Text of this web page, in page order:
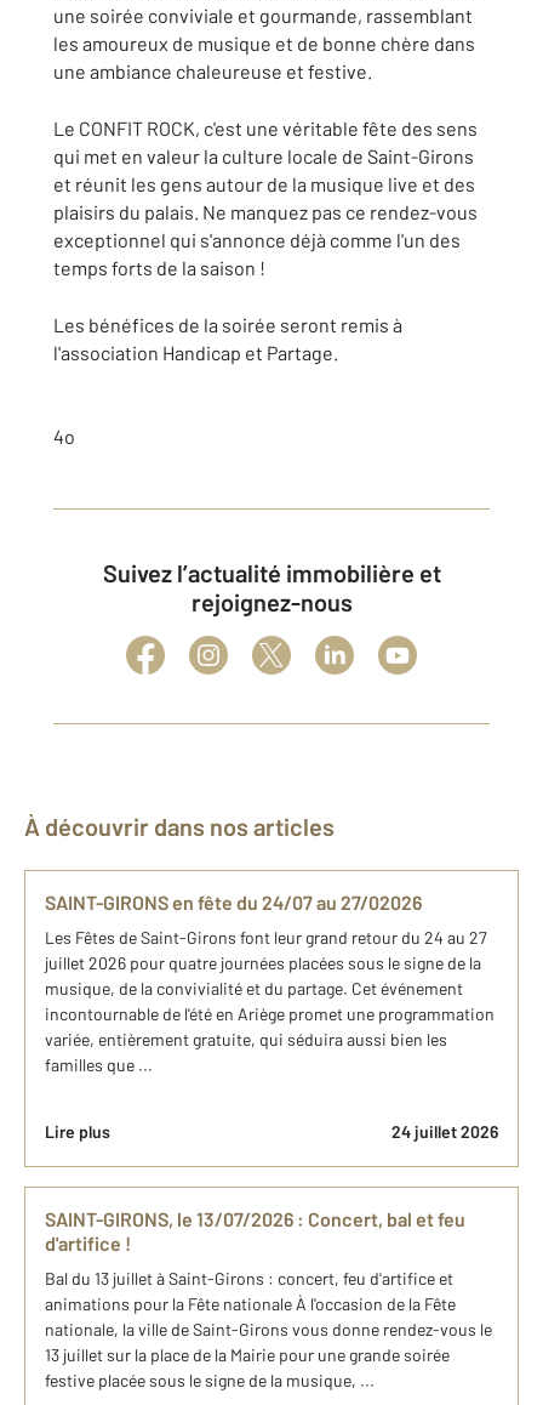
une soirée conviviale et gourmande, rassemblant
les amoureux de musique et de bonne chère dans
une ambiance chaleureuse et festive.
Le CONFIT ROCK, c'est une véritable fête des sens
qui met en valeur la culture locale de Saint-Girons
et réunit les gens autour de la musique live et des
plaisirs du palais. Ne manquez pas ce rendez-vous
exceptionnel qui s'annonce déjà comme l'un des
temps forts de la saison !
Les bénéfices de la soirée seront remis à
l'association Handicap et Partage.
4o
Suivez l’actualité immobilière et
rejoignez-nous
À découvrir dans nos articles
SAINT-GIRONS en fête du 24/07 au 27/02026
Les Fêtes de Saint-Girons font leur grand retour du 24 au 27
juillet 2026 pour quatre journées placées sous le signe de la
musique, de la convivialité et du partage. Cet événement
incontournable de l'été en Ariège promet une programmation
variée, entièrement gratuite, qui séduira aussi bien les
familles que ...
Lire plus 24 juillet 2026
SAINT-GIRONS, le 13/07/2026 : Concert, bal et feu
d'artifice !
Bal du 13 juillet à Saint-Girons : concert, feu d'artifice et
animations pour la Fête nationale À l'occasion de la Fête
nationale, la ville de Saint-Girons vous donne rendez-vous le
13 juillet sur la place de la Mairie pour une grande soirée
festive placée sous le signe de la musique, ...